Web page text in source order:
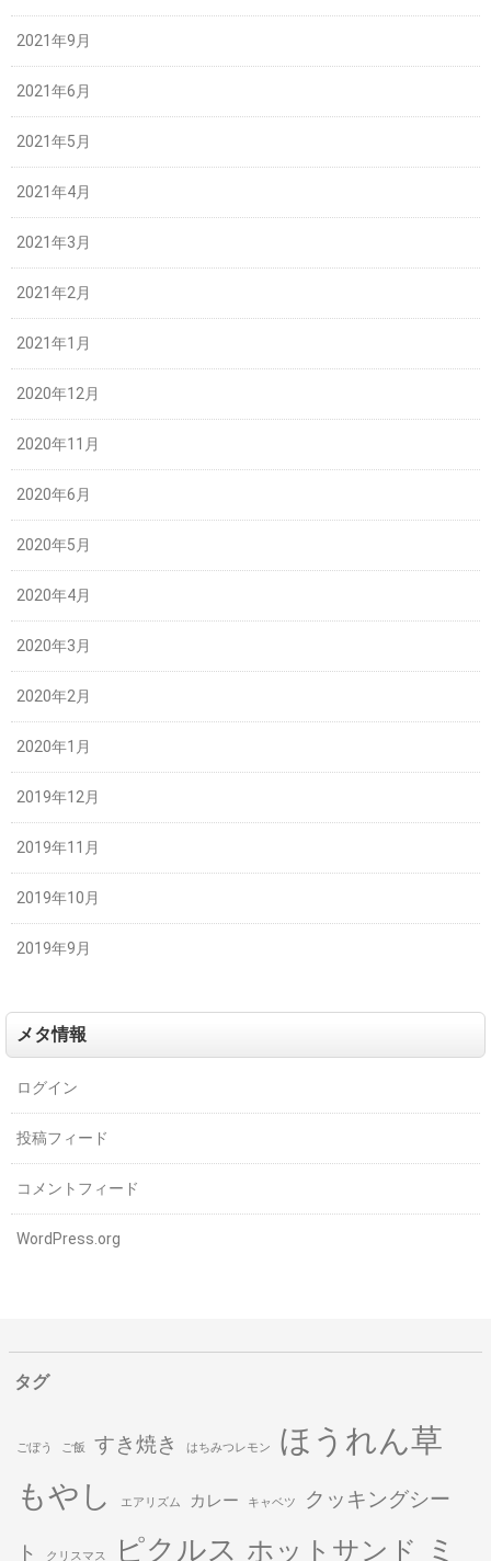
2021年9月
2021年6月
2021年5月
2021年4月
2021年3月
2021年2月
2021年1月
2020年12月
2020年11月
2020年6月
2020年5月
2020年4月
2020年3月
2020年2月
2020年1月
2019年12月
2019年11月
2019年10月
2019年9月
メタ情報
ログイン
投稿フィード
コメントフィード
WordPress.org
タグ
ごぼう ご飯 すき焼き はちみつレモン ほうれん草
もやし エアリズム カレー キャベツ クッキングシー
ト クリスマス ピクルス ホットサンド ミ